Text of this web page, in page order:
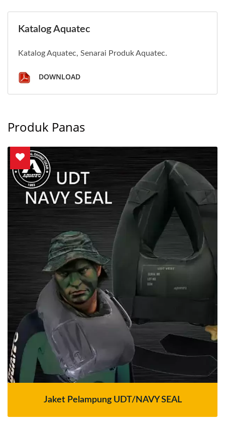
Katalog Aquatec
Katalog Aquatec, Senarai Produk Aquatec.
DOWNLOAD
Produk Panas
Jaket Pelampung UDT/NAVY SEAL